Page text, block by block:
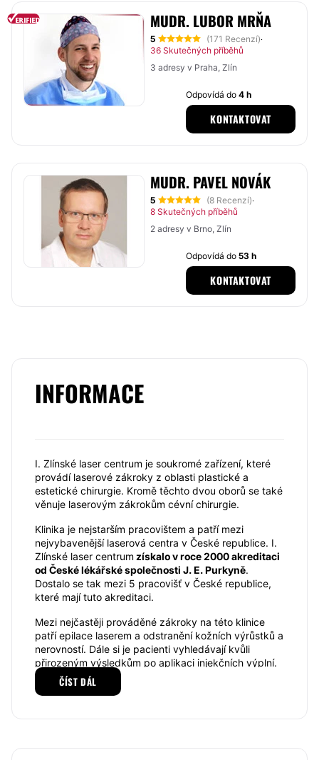
MUDR. LUBOR MRŇA
5 (171 Recenzí)·
36 Skutečných příběhů
3 adresy v Praha, Zlín
Odpovídá do4 h
KONTAKTOVAT
MUDR. PAVEL NOVÁK
5 (8 Recenzí)·
8 Skutečných příběhů
2 adresy v Brno, Zlín
Odpovídá do53 h
KONTAKTOVAT
INFORMACE
I. Zlínské laser centrum je soukromé zařízení, které
provádí laserové zákroky z oblasti plastické a
estetické chirurgie. Kromě těchto dvou oborů se také
věnuje laserovým zákrokům cévní chirurgie.
Klinika je nejstarším pracovištem a patří mezi
nejvybavenější laserová centra v České republice. I.
Zlínské laser centrum získalo v roce 2000 akreditaci
od České lékářské společnosti J. E. Purkyně.
Dostalo se tak mezi 5 pracovišť v České republice,
které mají tuto akreditaci.
Mezi nejčastěji prováděné zákroky na této klinice
patří epilace laserem a odstranění kožních výrůstků a
nerovností. Dále si je pacienti vyhledávají kvůli
přirozeným výsledkům po aplikaci injekčních výplní.
Převážně zde pracují s botulotoxinem a kyselinou
hyaluronovou.
ČÍST DÁL